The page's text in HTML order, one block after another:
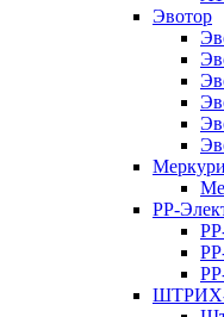
Эвотор
РР-